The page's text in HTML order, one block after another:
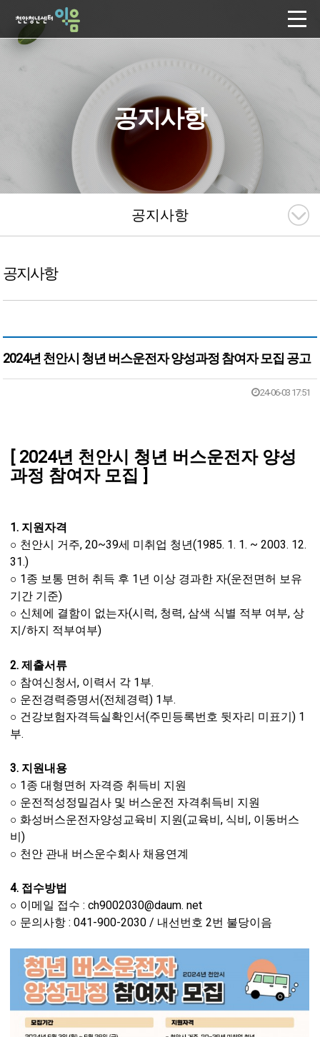
공지사항
공지사항
공지사항
2024년 천안시 청년 버스운전자 양성과정 참여자 모집 공고
24-06-03 17:51
[ 2024년 천안시 청년 버스운전자 양성
과정 참여자 모집 ]
1. 지원자격
○ 천안시 거주, 20~39세 미취업 청년(1985. 1. 1. ~ 2003. 12.
31.)
○ 1종 보통 면허 취득 후 1년 이상 경과한 자(운전면허 보유
기간 기준)
○ 신체에 결함이 없는자(시럭, 청력, 삼색 식별 적부 여부, 상
지/하지 적부여부)
2. 제출서류
○ 참여신청서, 이력서 각 1부.
○ 운전경력증명서(전체경력) 1부.
○ 건강보험자격득실확인서(주민등록번호 뒷자리 미표기) 1
부.
3. 지원내용
○ 1종 대형면허 자격증 취득비 지원
○ 운전적성정밀검사 및 버스운전 자격취득비 지원
○ 화성버스운전자양성교육비 지원(교육비, 식비, 이동버스
비)
○ 천안 관내 버스운수회사 채용연계
4. 접수방법
○ 이메일 접수 : ch9002030@daum. net
○ 문의사항 : 041-900-2030 / 내선번호 2번 불당이음